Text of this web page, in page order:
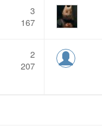
3
167
2
207